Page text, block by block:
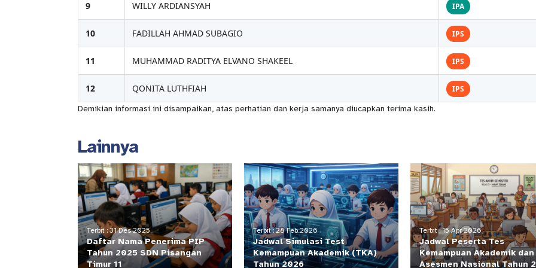
9 WILLY ARDIANSYAH IPA
10 FADILLAH AHMAD SUBAGIO IPS
11 MUHAMMAD RADITYA ELVANO SHAKEEL IPS
12 QONITA LUTHFIAH
IPS
Demikian informasi ini disampaikan, atas perhatian dan kerja samanya diucapkan terima kasih.
Lainnya
Terbit : 31 Des 2025
Daftar Nama Penerima PIP
Tahun 2025 SDN Pisangan
Timur 11
Terbit : 28 Feb 2026
Jadwal Simulasi Test
Kemampuan Akademik (TKA)
Tahun 2026
Terbit : 15 Apr 2026
Jadwal Peserta Tes
Kemampuan Akademik dan
Asesmen Nasional Tahun